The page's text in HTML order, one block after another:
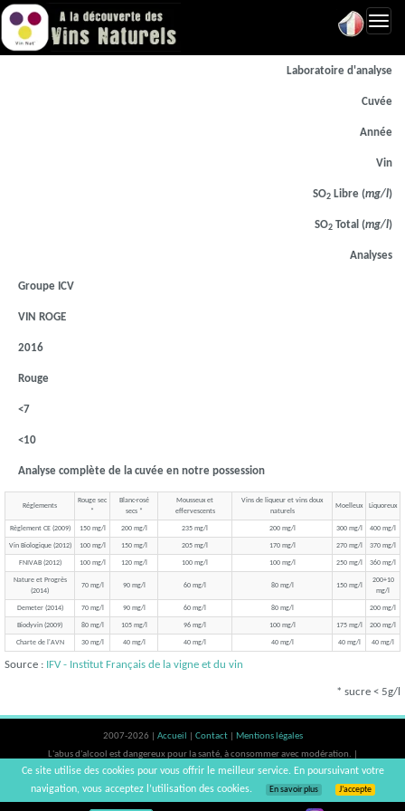
Laboratoire d'analyse
Cuvée
Année
Vin
SO2 Libre (mg/l)
SO2 Total (mg/l)
Analyses
Groupe ICV
VIN ROGE
2016
Rouge
<7
<10
Analyse complète de la cuvée en notre possession
Réglements
Rouge sec
*
Blanc-rosé
secs *
Mousseux et
effervescents
Vins de liqueur et vins doux
naturels
Moelleux Liquoreux
Règlement CE (2009) 150 mg/l 200 mg/l 235 mg/l 200 mg/l 300 mg/l 400 mg/l
Vin Biologique (2012) 100 mg/l 150 mg/l 205 mg/l 170 mg/l 270 mg/l 370 mg/l
FNIVAB (2012) 100 mg/l 120 mg/l 100 mg/l 100 mg/l 250 mg/l 360 mg/l
Nature et Progrès
(2014)
70 mg/l 90 mg/l 60 mg/l 80 mg/l 150 mg/l
200+10
mg/l
Demeter (2014) 70 mg/l 90 mg/l 60 mg/l 80 mg/l 200 mg/l
Biodyvin (2009) 80 mg/l 105 mg/l 96 mg/l 100 mg/l 175 mg/l 200 mg/l
Charte de l'AVN 30 mg/l 40 mg/l 40 mg/l 40 mg/l 40 mg/l 40 mg/l
Source : IFV - Institut Français de la vigne et du vin
* sucre < 5g/l
2007-2026 | Accueil Contact
Mentions légales
L'abus d'alcool est dangereux pour la santé, à consommer avec modération. |
vinsnaturels | v3.12
Ce site utilise des cookies pour vous offrir le meilleur service. En poursuivant votre
navigation, vous acceptez l’utilisation des cookies.
En savoir plus J’accepte